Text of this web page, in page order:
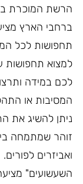
הרשת המוכרת
ברחבי הארץ
תחפושות לכל
למצוא תחפושות
לכם במידה
המסיבות או
ניתן להשיג את
זוהר שמתמחה
ואביזרים
השעשועים"